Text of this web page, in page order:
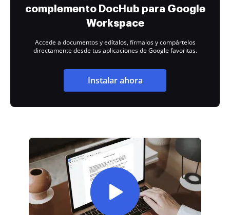
complemento DocHub para Google
Workspace
Accede a documentos y edítalos, fírmalos y compártelos
directamente desde tus aplicaciones de Google favoritas.
Instalar ahora